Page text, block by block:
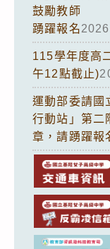
鼓勵教師
踴躍報名
115學年度高
午12點截止)
運動部委請國
行動站」第二
章，請踴躍報